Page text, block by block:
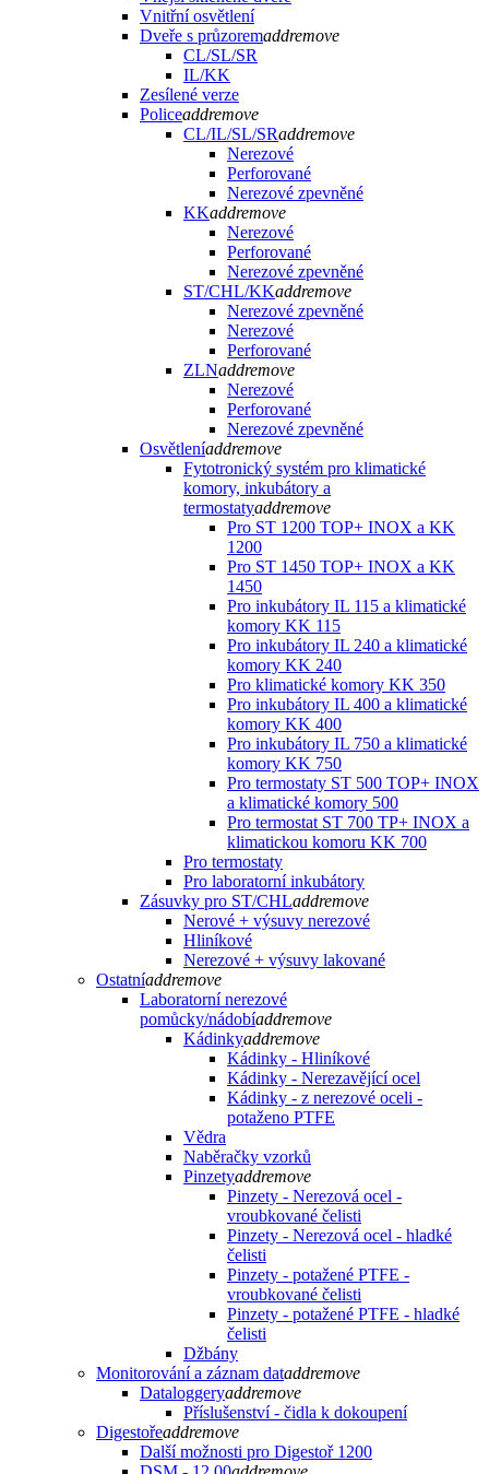
Vnitřní osvětlení
Dveře s průzoremaddremove
CL/SL/SR
IL/KK
Zesílené verze
Policeaddremove
CL/IL/SL/SRaddremove
Nerezové
Perforované
Nerezové zpevněné
KKaddremove
Nerezové
Perforované
Nerezové zpevněné
ST/CHL/KKaddremove
Nerezové zpevněné
Nerezové
Perforované
ZLNaddremove
Nerezové
Perforované
Nerezové zpevněné
Osvětleníaddremove
Fytotronický systém pro klimatické
komory, inkubátory a
termostatyaddremove
Pro ST 1200 TOP+ INOX a KK
1200
Pro ST 1450 TOP+ INOX a KK
1450
Pro inkubátory IL 115 a klimatické
komory KK 115
Pro inkubátory IL 240 a klimatické
komory KK 240
Pro klimatické komory KK 350
Pro inkubátory IL 400 a klimatické
komory KK 400
Pro inkubátory IL 750 a klimatické
komory KK 750
Pro termostaty ST 500 TOP+ INOX
a klimatické komory 500
Pro termostat ST 700 TP+ INOX a
klimatickou komoru KK 700
Pro termostaty
Pro laboratorní inkubátory
Zásuvky pro ST/CHLaddremove
Nerové + výsuvy nerezové
Hliníkové
Nerezové + výsuvy lakované
Ostatníaddremove
Laboratorní nerezové
pomůcky/nádobíaddremove
Kádinkyaddremove
Kádinky - Hliníkové
Kádinky - Nerezavějící ocel
Kádinky - z nerezové oceli -
potaženo PTFE
Vědra
Naběračky vzorků
Pinzetyaddremove
Pinzety - Nerezová ocel -
vroubkované čelisti
Pinzety - Nerezová ocel - hladké
čelisti
Pinzety - potažené PTFE -
vroubkované čelisti
Pinzety - potažené PTFE - hladké
čelisti
Džbány
Monitorování a záznam dataddremove
Dataloggeryaddremove
Příslušenství - čidla k dokoupení
Digestořeaddremove
Další možnosti pro Digestoř 1200